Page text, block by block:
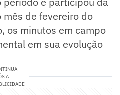
de fevereiro do
os minutos em campo
em sua evolução
A